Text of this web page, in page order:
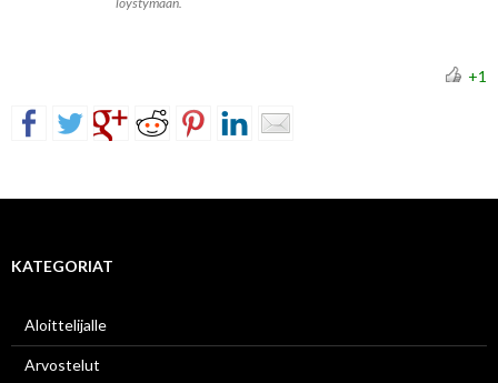
+1
KATEGORIAT
Aloittelijalle
Arvostelut